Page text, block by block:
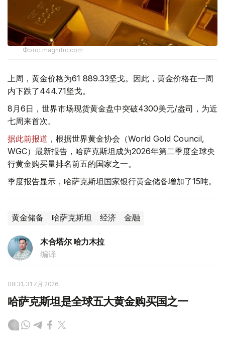
Фото: magnific.com
上周，黄金价格为61 889.33坚戈。因此，黄金价格在一周
内下跌了444.71坚戈。
8月6日，世界市场现货黄金盘中突破4300美元/盎司，为近
七周来首次。
据此前报道 ，根据世界黄金协会（World Gold Council,
WGC）最新报告，哈萨克斯坦成为2026年第二季度全球央
行黄金购买量排名前五的国家之一。
季度报告显示，哈萨克斯坦国家银行黄金储备增加了15吨。
黄金储备 哈萨克斯坦 经济 金融
木合塔尔 哈力木拉
编译
08:31, 31 7月 2026
哈萨克斯坦是全球五大黄金购买国之一